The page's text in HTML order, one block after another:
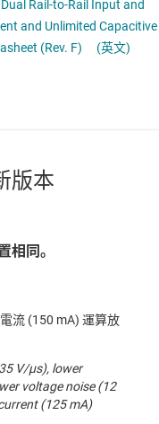
Rail-to-Rail Input and
Capacitive
(Rev. F)
(英文)
版本
相同。
流 (150 mA) 運算放
V/µs), lower
voltage noise (12
(125 mA)